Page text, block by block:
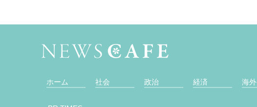
ホーム 社会 政治 経済 海外